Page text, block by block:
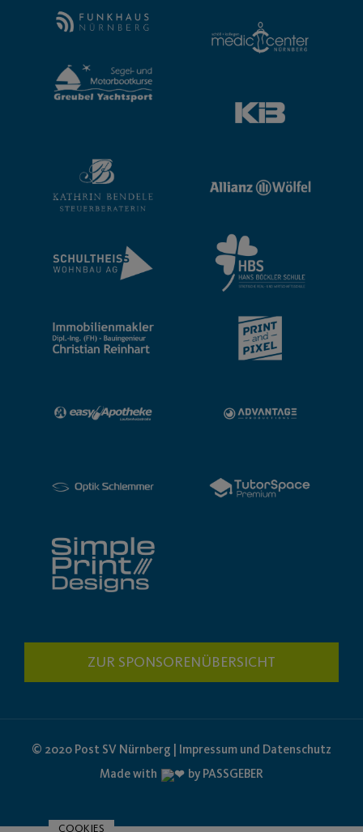
ZUR SPONSORENÜBERSICHT
© 2020 Post SV Nürnberg | Impressum und Datenschutz
Made with
by PASSGEBER
COOKIES